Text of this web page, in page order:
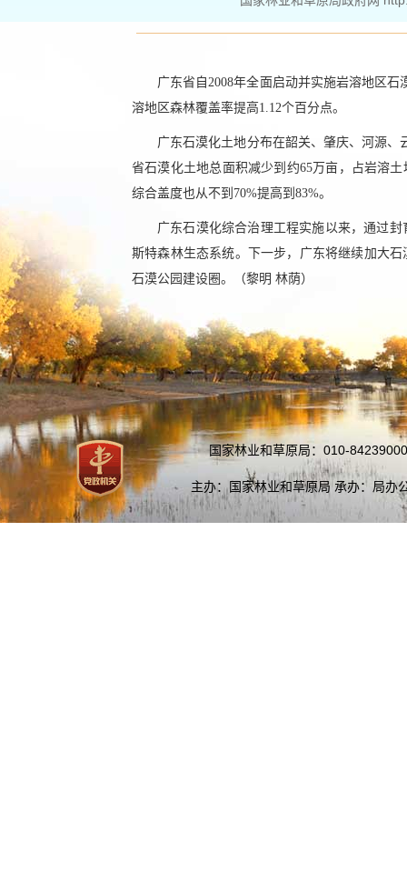
广东省自2008年全面启动并实施岩溶地区
溶地区森林覆盖率提高1.12个百分点。
广东石漠化土地分布在韶关、肇庆、河源
省石漠化土地总面积减少到约65万亩，占岩溶
综合盖度也从不到70%提高到83%。
广东石漠化综合治理工程实施以来，通过
斯特森林生态系统。下一步，广东将继续加大
石漠公园建设圈。（黎明 林荫）
国家林业和草原局：010-
主办：国家林业和草原局 承办：局办